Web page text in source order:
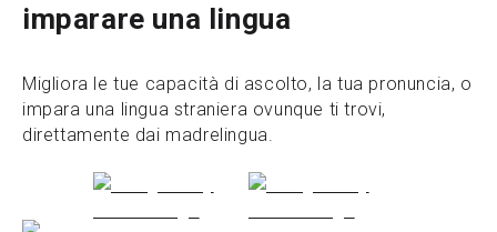
imparare una lingua
Migliora le tue capacità di ascolto, la tua pronuncia, o
impara una lingua straniera ovunque ti trovi,
direttamente dai madrelingua.